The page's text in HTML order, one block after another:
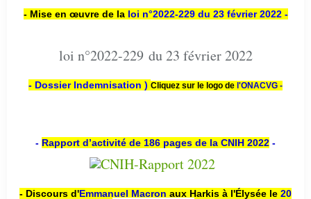
- Mise en œuvre de la loi n°2022-229 du 23 février 2022 -
loi n°2022-229 du 23 février 2022
- Dossier Indemnisation ) Cliquez sur le logo de l'ONACVG -
- Rapport d’activité de 186 pages de la CNIH 2022 -
- Discours d'Emmanuel Macron aux Harkis à l'Élysée le 20